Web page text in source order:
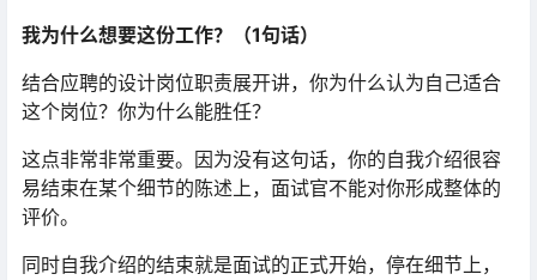
我为什么想要这份工作？（1句话）
结合应聘的设计岗位职责展开讲，你为什么认为自己适合
这个岗位？你为什么能胜任？
这点非常非常重要。因为没有这句话，你的自我介绍很容
易结束在某个细节的陈述上，面试官不能对你形成整体的
评价。
同时自我介绍的结束就是面试的正式开始，停在细节上，